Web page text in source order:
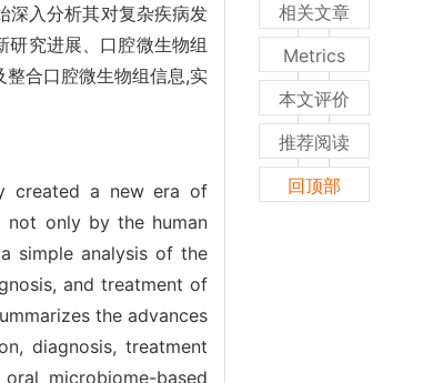
深入分析其对复杂疾病发
研究进展、口腔微生物组
合口腔微生物组信息,实
created a new era of
not only by the human
simple analysis of the
and treatment of
the advances
diagnosis, treatment
microbiome-based
相关文章
Metrics
本文评价
推荐阅读
回顶部